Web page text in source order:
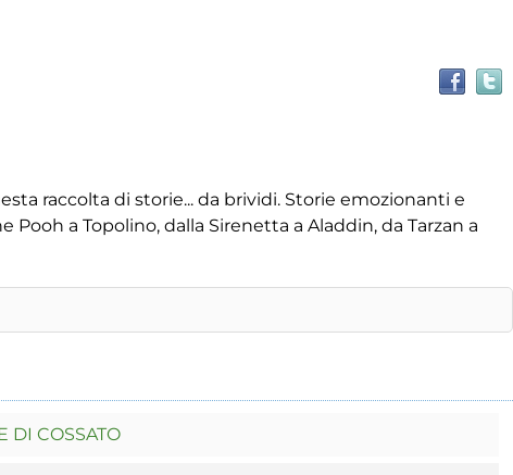
raccolta di storie... da brividi. Storie emozionanti e
a Topolino, dalla Sirenetta a Aladdin, da Tarzan a
DI COSSATO